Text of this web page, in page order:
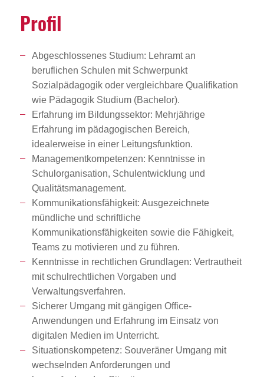
Profil
Abgeschlossenes Studium: Lehramt an
beruflichen Schulen mit Schwerpunkt
Sozialpädagogik oder vergleichbare Qualifikation
wie Pädagogik Studium (Bachelor).
Erfahrung im Bildungssektor: Mehrjährige
Erfahrung im pädagogischen Bereich,
idealerweise in einer Leitungsfunktion.
Managementkompetenzen: Kenntnisse in
Schulorganisation, Schulentwicklung und
Qualitätsmanagement.
Kommunikationsfähigkeit: Ausgezeichnete
mündliche und schriftliche
Kommunikationsfähigkeiten sowie die Fähigkeit,
Teams zu motivieren und zu führen.
Kenntnisse in rechtlichen Grundlagen: Vertrautheit
mit schulrechtlichen Vorgaben und
Verwaltungsverfahren.
Sicherer Umgang mit gängigen Office-
Anwendungen und Erfahrung im Einsatz von
digitalen Medien im Unterricht.
Situationskompetenz: Souveräner Umgang mit
wechselnden Anforderungen und